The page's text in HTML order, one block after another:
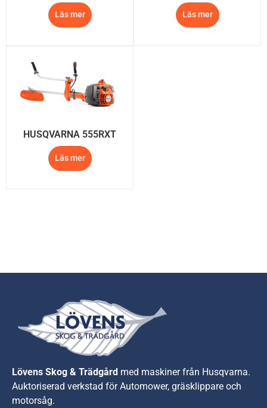
Läs mer Läs mer
HUSQVARNA 555RXT
Läs mer
Lövens Skog & Trädgård med maskiner från Husqvarna.
Auktoriserad verkstad för Automower, gräsklippare och
motorsåg.